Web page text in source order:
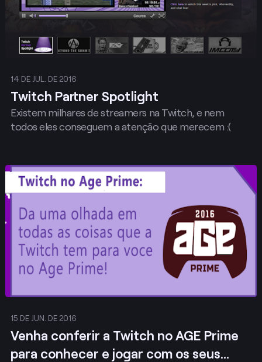
14 DE JUL. DE 2016
Twitch Partner Spotlight
Existem milhares de streamers na Twitch, e nem
todos eles conseguem a atenção que merecem :(
15 DE JUN. DE 2016
Venha conferir a Twitch no AGE Prime
para conhecer e jogar com os seus
Publicar